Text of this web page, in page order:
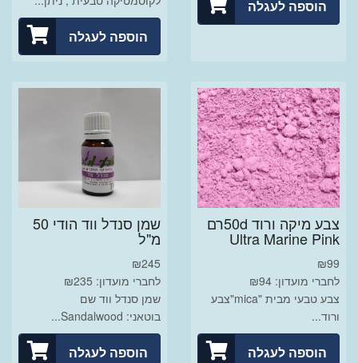
הוספה לעגלה
הוספה לעגלה
צבע מיקה ורוד 50dרם
Ultra Marine Pink
₪99
לחברי מועדון: ₪94
צבע טבעי מבית "mica"צבע
ורוד...
הוספה לעגלה
שמן סנדל ווד הודי 50
מ"ל
₪245
לחברי מועדון: ₪235
שמן סנדל ווד שם
בוטאני: Sandalwood...
הוספה לעגלה